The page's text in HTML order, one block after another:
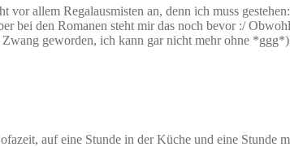
vor allem Regalausmisten an, denn ich muss
bei den Romanen steht mir das noch bevor :/
geworden, ich kann gar nicht mehr ohne
auf eine Stunde in der Küche und eine Stunde